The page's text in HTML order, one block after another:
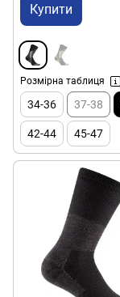
Купити
Розмірна таблиця
34-36 37-38
42-44 45-47